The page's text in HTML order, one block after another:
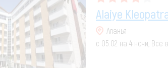
Alaiye
Аланья
с 05.02 на 4 ночи, Все